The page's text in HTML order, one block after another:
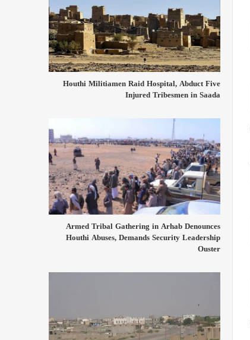
Houthi Militiamen Raid Hospital, Abduct Five
Injured Tribesmen in Saada
Armed Tribal Gathering in Arhab Denounces
Houthi Abuses, Demands Security Leadership
Ouster